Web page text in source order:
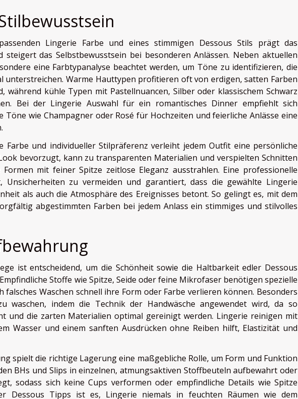
Lingerie Farbe und eines stimmigen Dessous Stils prägt das
steigert das Selbstbewusstsein bei besonderen Anlässen. Neben aktuellen
eine Farbtypanalyse beachtet werden, um Töne zu identifizieren, die
unterstreichen. Warme Hauttypen profitieren oft von erdigen, satten Farben
während kühle Typen mit Pastellnuancen, Silber oder klassischem Schwarz
Bei der Lingerie Auswahl für ein romantisches Dinner empfiehlt sich
Töne wie Champagner oder Rosé für Hochzeiten und feierliche Anlässe eine
Farbe und individueller Stilpräferenz verleiht jedem Outfit eine persönliche
bevorzugt, kann zu transparenten Materialien und verspielten Schnitten
mit feiner Spitze zeitlose Eleganz ausstrahlen. Eine professionelle
Unsicherheiten zu vermeiden und garantiert, dass die gewählte Lingerie
als auch die Atmosphäre des Ereignisses betont. So gelingt es, mit dem
abgestimmten Farben bei jedem Anlass ein stimmiges und stilvolles
ist entscheidend, um die Schönheit sowie die Haltbarkeit edler Dessous
Stoffe wie Spitze, Seide oder feine Mikrofaser benötigen spezielle
falsches Waschen schnell ihre Form oder Farbe verlieren können. Besonders
waschen, indem die Technik der Handwäsche angewendet wird, da so
und die zarten Materialien optimal gereinigt werden. Lingerie reinigen mit
Wasser und einem sanften Ausdrücken ohne Reiben hilft, Elastizität und
spielt die richtige Lagerung eine maßgebliche Rolle, um Form und Funktion
BHs und Slips in einzelnen, atmungsaktiven Stoffbeuteln aufbewahrt oder
sodass sich keine Cups verformen oder empfindliche Details wie Spitze
Dessous Tipps ist es, Lingerie niemals in feuchten Räumen wie dem